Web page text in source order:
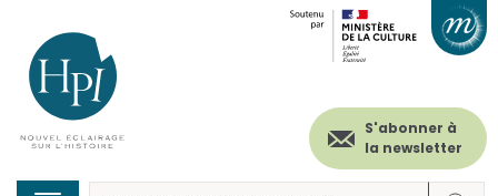
contenu
principal
Menu
secondaire
(header)
S'abonner à
la newsletter